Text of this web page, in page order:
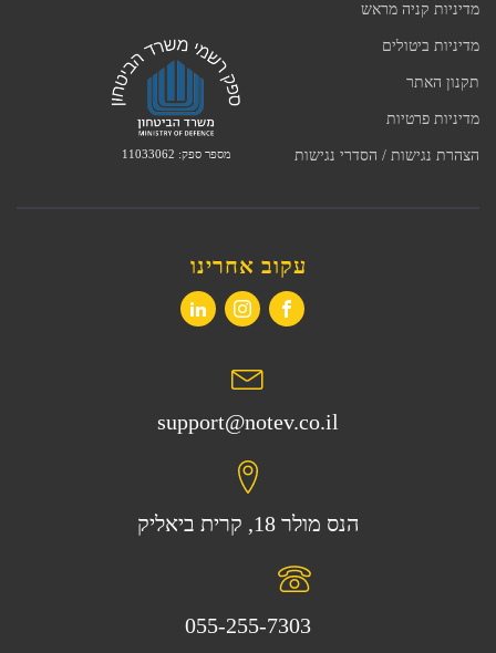
מדיניות קניה מראש
מדיניות ביטולים
תקנון האתר
מדיניות פרטיות
הצהרת נגישות / הסדרי נגישות מספר ספק: 11033062
עקוב אחרינו
support@notev.co.il
הנס מולר 18, קרית ביאליק
055-255-7303